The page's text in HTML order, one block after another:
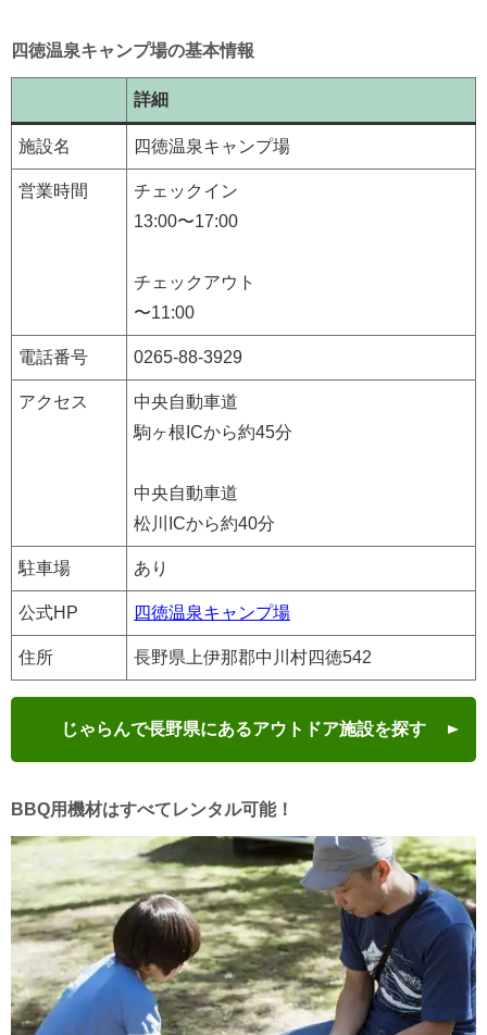
四徳温泉キャンプ場の基本情報
詳細
施設名 四徳温泉キャンプ場
営業時間
チェックイン
13:00〜17:00
チェックアウト
〜11:00
電話番号 0265-88-3929
アクセス
中央自動車道
駒ヶ根ICから約45分
中央自動車道
松川ICから約40分
駐車場 あり
公式HP 四徳温泉キャンプ場
住所 長野県上伊那郡中川村四徳542
じゃらんで長野県にあるアウトドア施設を探す
BBQ用機材はすべてレンタル可能！